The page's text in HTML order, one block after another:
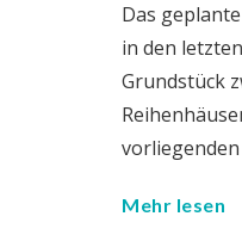
Das
in den
Grundstück
Mehr lesen